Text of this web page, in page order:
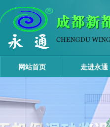
网站首页 走进永通